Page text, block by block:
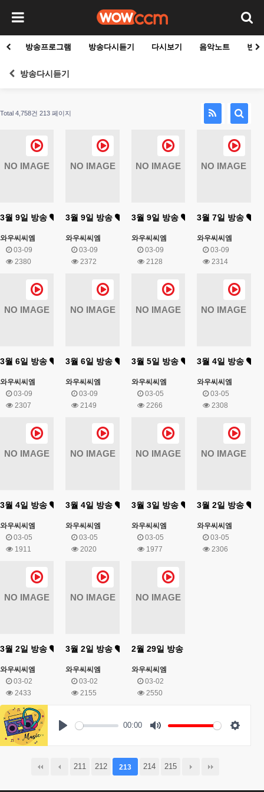
방송프로그램 방송다시듣기 다시보기 음악노트 빈
방송다시듣기
Total 4,758건 213 페이지
NO IMAGE
3월 9일 방송
와우씨씨엠
03-09
2380
NO IMAGE
3월 9일 방송
와우씨씨엠
03-09
2372
NO IMAGE
3월 9일 방송
와우씨씨엠
03-09
2128
NO IMAGE
3월 7일 방송
와우씨씨엠
03-09
2314
NO IMAGE
3월 6일 방송
와우씨씨엠
03-09
2307
NO IMAGE
3월 6일 방송
와우씨씨엠
03-09
2149
NO IMAGE
3월 5일 방송
와우씨씨엠
03-05
2266
NO IMAGE
3월 4일 방송
와우씨씨엠
03-05
2308
NO IMAGE
3월 4일 방송
와우씨씨엠
03-05
1911
NO IMAGE
3월 4일 방송
와우씨씨엠
03-05
2020
NO IMAGE
3월 3일 방송
와우씨씨엠
03-05
1977
NO IMAGE
3월 2일 방송
와우씨씨엠
03-05
2306
NO IMAGE
3월 2일 방송
와우씨씨엠
03-02
2433
NO IMAGE
3월 2일 방송
와우씨씨엠
03-02
2155
NO IMAGE
2월 29일 방송
와우씨씨엠
03-02
2550
00:00
211 212 213 214 215